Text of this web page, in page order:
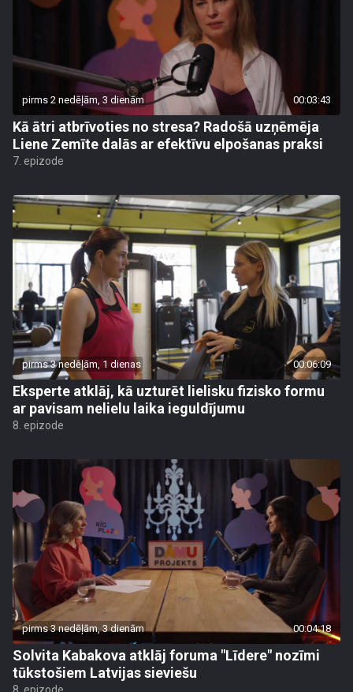
pirms 2 nedēļām, 3 dienām 00:03:43
Kā ātri atbrīvoties no stresa? Radošā uzņēmēja
Liene Zemīte dalās ar efektīvu elpošanas praksi
7. epizode
pirms 3 nedēļām, 1 dienas 00:06:09
Eksperte atklāj, kā uzturēt lielisku fizisko formu
ar pavisam nelielu laika ieguldījumu
8. epizode
pirms 3 nedēļām, 3 dienām 00:04:18
Solvita Kabakova atklāj foruma "Līdere" nozīmi
tūkstošiem Latvijas sieviešu